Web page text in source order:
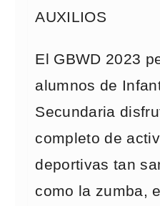
AUXILIOS
El GBWD 2023
alumnos de
Secundaria
completo de
deportivas tan
como la zumba,